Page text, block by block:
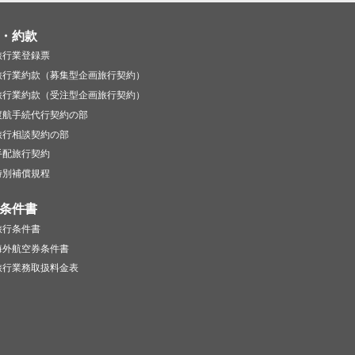
約款
業登録票
業約款（募集型企画旅行契約）
業約款（受注型企画旅行契約）
手続代行契約の部
相談契約の部
旅行契約
補償規程
件書
条件書
航空券条件書
業務取扱料金表